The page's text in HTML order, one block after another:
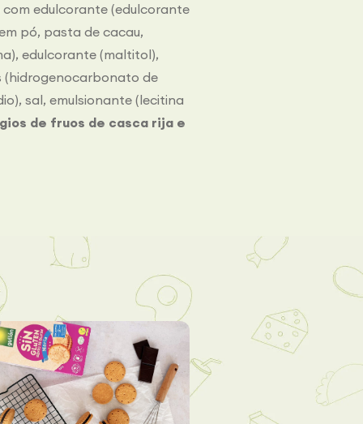
com edulcorante (edulcorante
pó, pasta de cacau,
edulcorante (maltitol),
(hidrogenocarbonato de
sal, emulsionante (lecitina
de fruos de casca rija e